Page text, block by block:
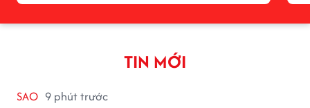
TIN MỚI
SAO 9 phút trước